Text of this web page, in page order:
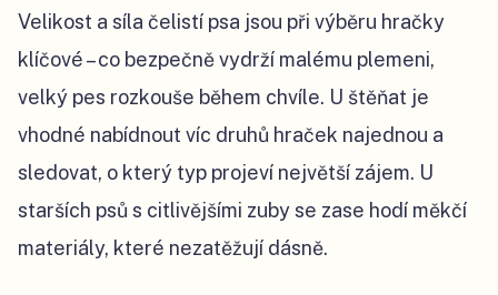
Velikost a síla čelistí psa jsou při výběru hračky
klíčové – co bezpečně vydrží malému plemeni,
velký pes rozkouše během chvíle. U štěňat je
vhodné nabídnout víc druhů hraček najednou a
sledovat, o který typ projeví největší zájem. U
starších psů s citlivějšími zuby se zase hodí měkčí
materiály, které nezatěžují dásně.